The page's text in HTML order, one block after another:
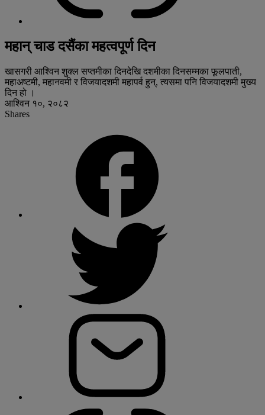
महान् चाड दसैंका महत्वपूर्ण दिन
खासगरी आश्विन शुक्ल सप्तमीका दिनदेखि दशमीका दिनसम्मका फूलपाती,
महाअष्टमी, महानवमी र विजयादशमी महापर्व हुन्, त्यसमा पनि विजयादशमी मुख्य
दिन हो ।
आश्विन १०, २०८२
Shares